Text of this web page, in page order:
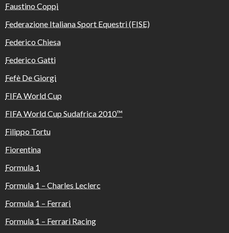
Faustino Coppi
Federazione Italiana Sport Equestri (FISE)
Federico Chiesa
Federico Gatti
Fefè De Giorgi
FIFA World Cup
FIFA World Cup Sudafrica 2010™️
Filippo Tortu
Fiorentina
Formula 1
Formula 1 – Charles Leclerc
Formula 1 – Ferrari
Formula 1 – Ferrari Racing